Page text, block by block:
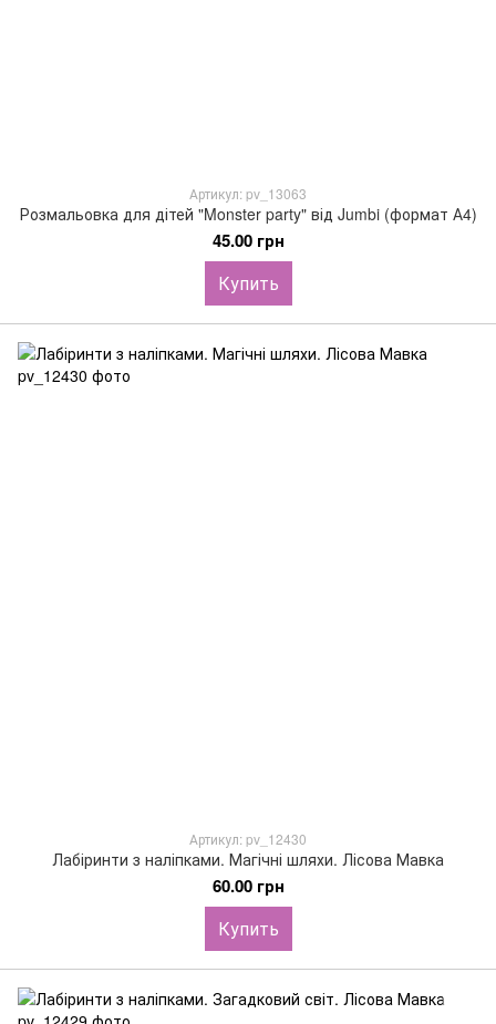
Артикул: pv_13063
Розмальовка для дітей "Monster party" від Jumbi (формат А4)
45.00 грн
Купить
Артикул: pv_12430
Лабіринти з наліпками. Магічні шляхи. Лісова Мавка
60.00 грн
Купить